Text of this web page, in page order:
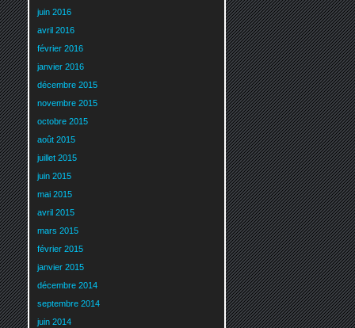
juin 2016
avril 2016
février 2016
janvier 2016
décembre 2015
novembre 2015
octobre 2015
août 2015
juillet 2015
juin 2015
mai 2015
avril 2015
mars 2015
février 2015
janvier 2015
décembre 2014
septembre 2014
juin 2014